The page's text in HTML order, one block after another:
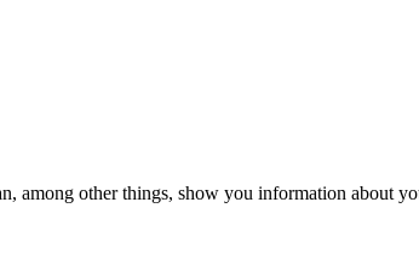
among other things, show you information about